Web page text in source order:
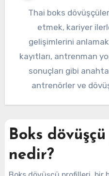
Thai boks dövüşçülerinin başarılarını takip
etmek, kariyer
gelişimlerini
kayıtları, antrenman
sonuçları gibi
antrenörler ve
Boks
nedir?